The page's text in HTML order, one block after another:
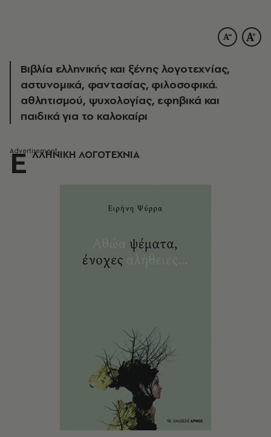
Βιβλία ελληνικής και ξένης λογοτεχνίας,
αστυνομικά, φαντασίας, φιλοσοφικά.
αθλητισμού, ψυχολογίας, εφηβικά και
παιδικά για το καλοκαίρι
Ε ΛΛΗΝΙΚΗ ΛΟΓΟΤΕΧΝΙΑ